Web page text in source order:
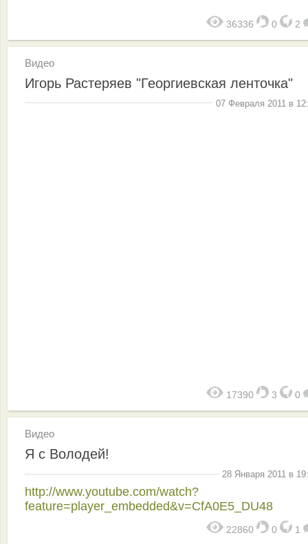
36336 0 2
Видео
Игорь Растеряев "Георгиевская ленточка"
07 Февраля 2011 в
17390 3 0
Видео
Я с Володей!
28 Января 2011 в
http://www.youtube.com/watch?
feature=player_embedded&v=CfA0E5_DU48
22860 0 1